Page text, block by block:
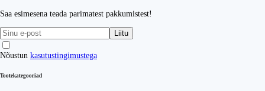
Saa esimesena teada parimatest pakkumistest!
Liitu
Nõustun kasutustingimustega
Tootekategooriad